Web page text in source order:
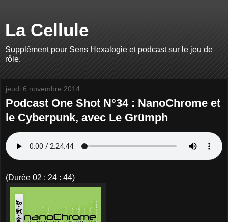
La Cellule
Supplément pour Sens Hexalogie et podcast sur le jeu de
rôle.
jeudi 6 novembre 2014
Podcast One Shot N°34 : NanoChrome et
le Cyberpunk, avec Le Grümph
(Durée 02 : 24 : 44)